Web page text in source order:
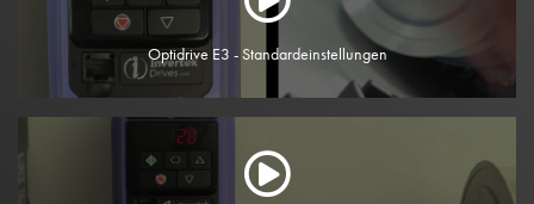
Optidrive E3 - Standardeinstellungen